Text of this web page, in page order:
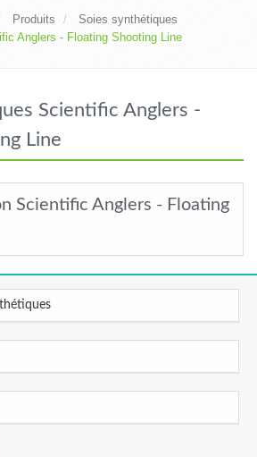
Produits
Soies synthétiques
Anglers - Floating Shooting Line
Scientific Anglers -
Line
Scientific Anglers - Floating